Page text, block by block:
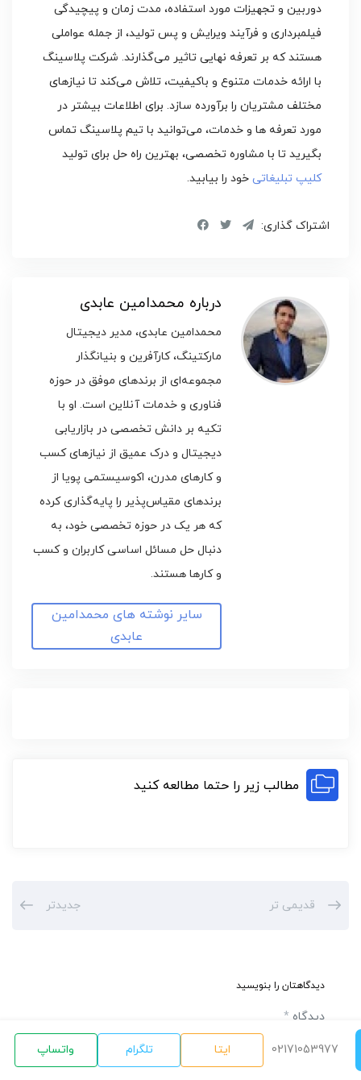
02171053977 ایتا تلگرام واتساپ
دوربین و تجهیزات مورد استفاده، مدت زمان و پیچیدگی
فیلمبرداری و فرآیند ویرایش و پس‌ تولید، از جمله عواملی
هستند که بر تعرفه نهایی تاثیر می‌گذارند. شرکت پلاسینگ
با ارائه خدمات متنوع و باکیفیت، تلاش می‌کند تا نیازهای
مختلف مشتریان را برآورده سازد. برای اطلاعات بیشتر در
مورد تعرفه‌ ها و خدمات، می‌توانید با تیم پلاسینگ تماس
بگیرید تا با مشاوره تخصصی، بهترین راه‌ حل برای تولید
کلیپ تبلیغاتی خود را بیابید.
اشتراک گذاری:
درباره محمدامین عابدی
محمدامین عابدی، مدیر دیجیتال
مارکتینگ، کارآفرین و بنیانگذار
مجموعه‌ای از برندهای موفق در حوزه
فناوری و خدمات آنلاین است. او با
تکیه بر دانش تخصصی در بازاریابی
دیجیتال و درک عمیق از نیازهای کسب
و کارهای مدرن، اکوسیستمی پویا از
برندهای مقیاس‌پذیر را پایه‌گذاری کرده
که هر یک در حوزه تخصصی خود، به
دنبال حل مسائل اساسی کاربران و کسب
و کارها هستند.
سایر نوشته های محمدامین
عابدی
مطالب زیر را حتما مطالعه کنید
قدیمی تر جدیدتر
دیدگاهتان را بنویسید
دیدگاه *